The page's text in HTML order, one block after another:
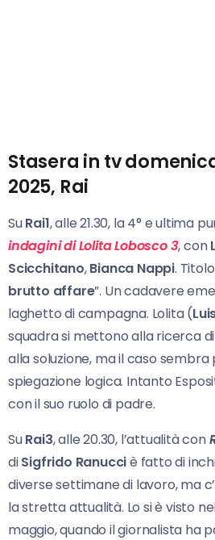
Stasera in tv
2025, Rai
SuRai1, alle 21.30, la 4° e ultima
indagini di Lolita Lobosco 3, con
Scicchitano,Bianca Nappi.
brutto affare”. Un cadavere
laghetto di campagna. Lolita (
squadra si mettono alla ricerca
alla soluzione, ma il caso sembra
spiegazione logica. Intanto
con il suo ruolo di padre.
SuRai3, alle 20.30, l’attualità con
diSigfrido Ranucciè fatto di
diverse settimane di lavoro, ma
la stretta attualità. Lo si è visto
maggio, quando il giornalista ha